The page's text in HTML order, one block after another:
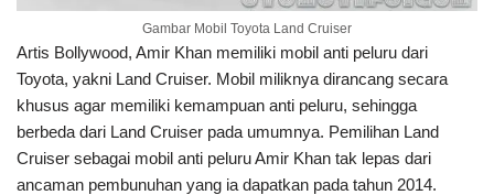
Gambar Mobil Toyota Land Cruiser
Artis Bollywood, Amir Khan memiliki mobil anti peluru dari
Toyota, yakni Land Cruiser. Mobil miliknya dirancang secara
khusus agar memiliki kemampuan anti peluru, sehingga
berbeda dari Land Cruiser pada umumnya. Pemilihan Land
Cruiser sebagai mobil anti peluru Amir Khan tak lepas dari
ancaman pembunuhan yang ia dapatkan pada tahun 2014.